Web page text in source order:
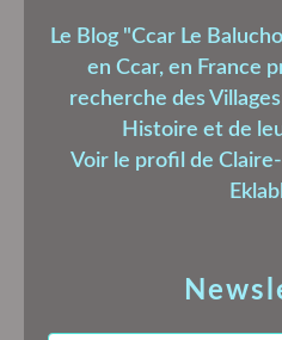
Le Blog "Ccar Le
en Ccar, en France
recherche des
Histoire et de
Voir le profil de